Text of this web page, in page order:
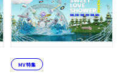
MV特集